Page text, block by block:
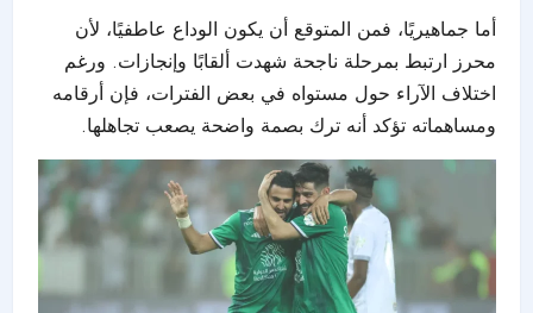
أما جماهيريًا، فمن المتوقع أن يكون الوداع عاطفيًا، لأن
محرز ارتبط بمرحلة ناجحة شهدت ألقابًا وإنجازات. ورغم
اختلاف الآراء حول مستواه في بعض الفترات، فإن أرقامه
ومساهماته تؤكد أنه ترك بصمة واضحة يصعب تجاهلها.